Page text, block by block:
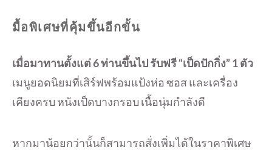
มื้อพิเศษที่คุ้มขึ้นอีกขั้น
เมื่อมาทานตั้งแต่ 6 ท่านขึ้นไป รับฟรี “เป็ดปักกิ่ง” 1 ตัว
เมนูยอดนิยมที่เสิร์ฟพร้อมแป้งห่อ ซอส และเครื่อง
เคียงครบ หนังเป็ดบางกรอบ เนื้อนุ่มกำลังดี
หากมาน้อยกว่านั้นก็สามารถสั่งเพิ่มได้ในราคาพิเศษ